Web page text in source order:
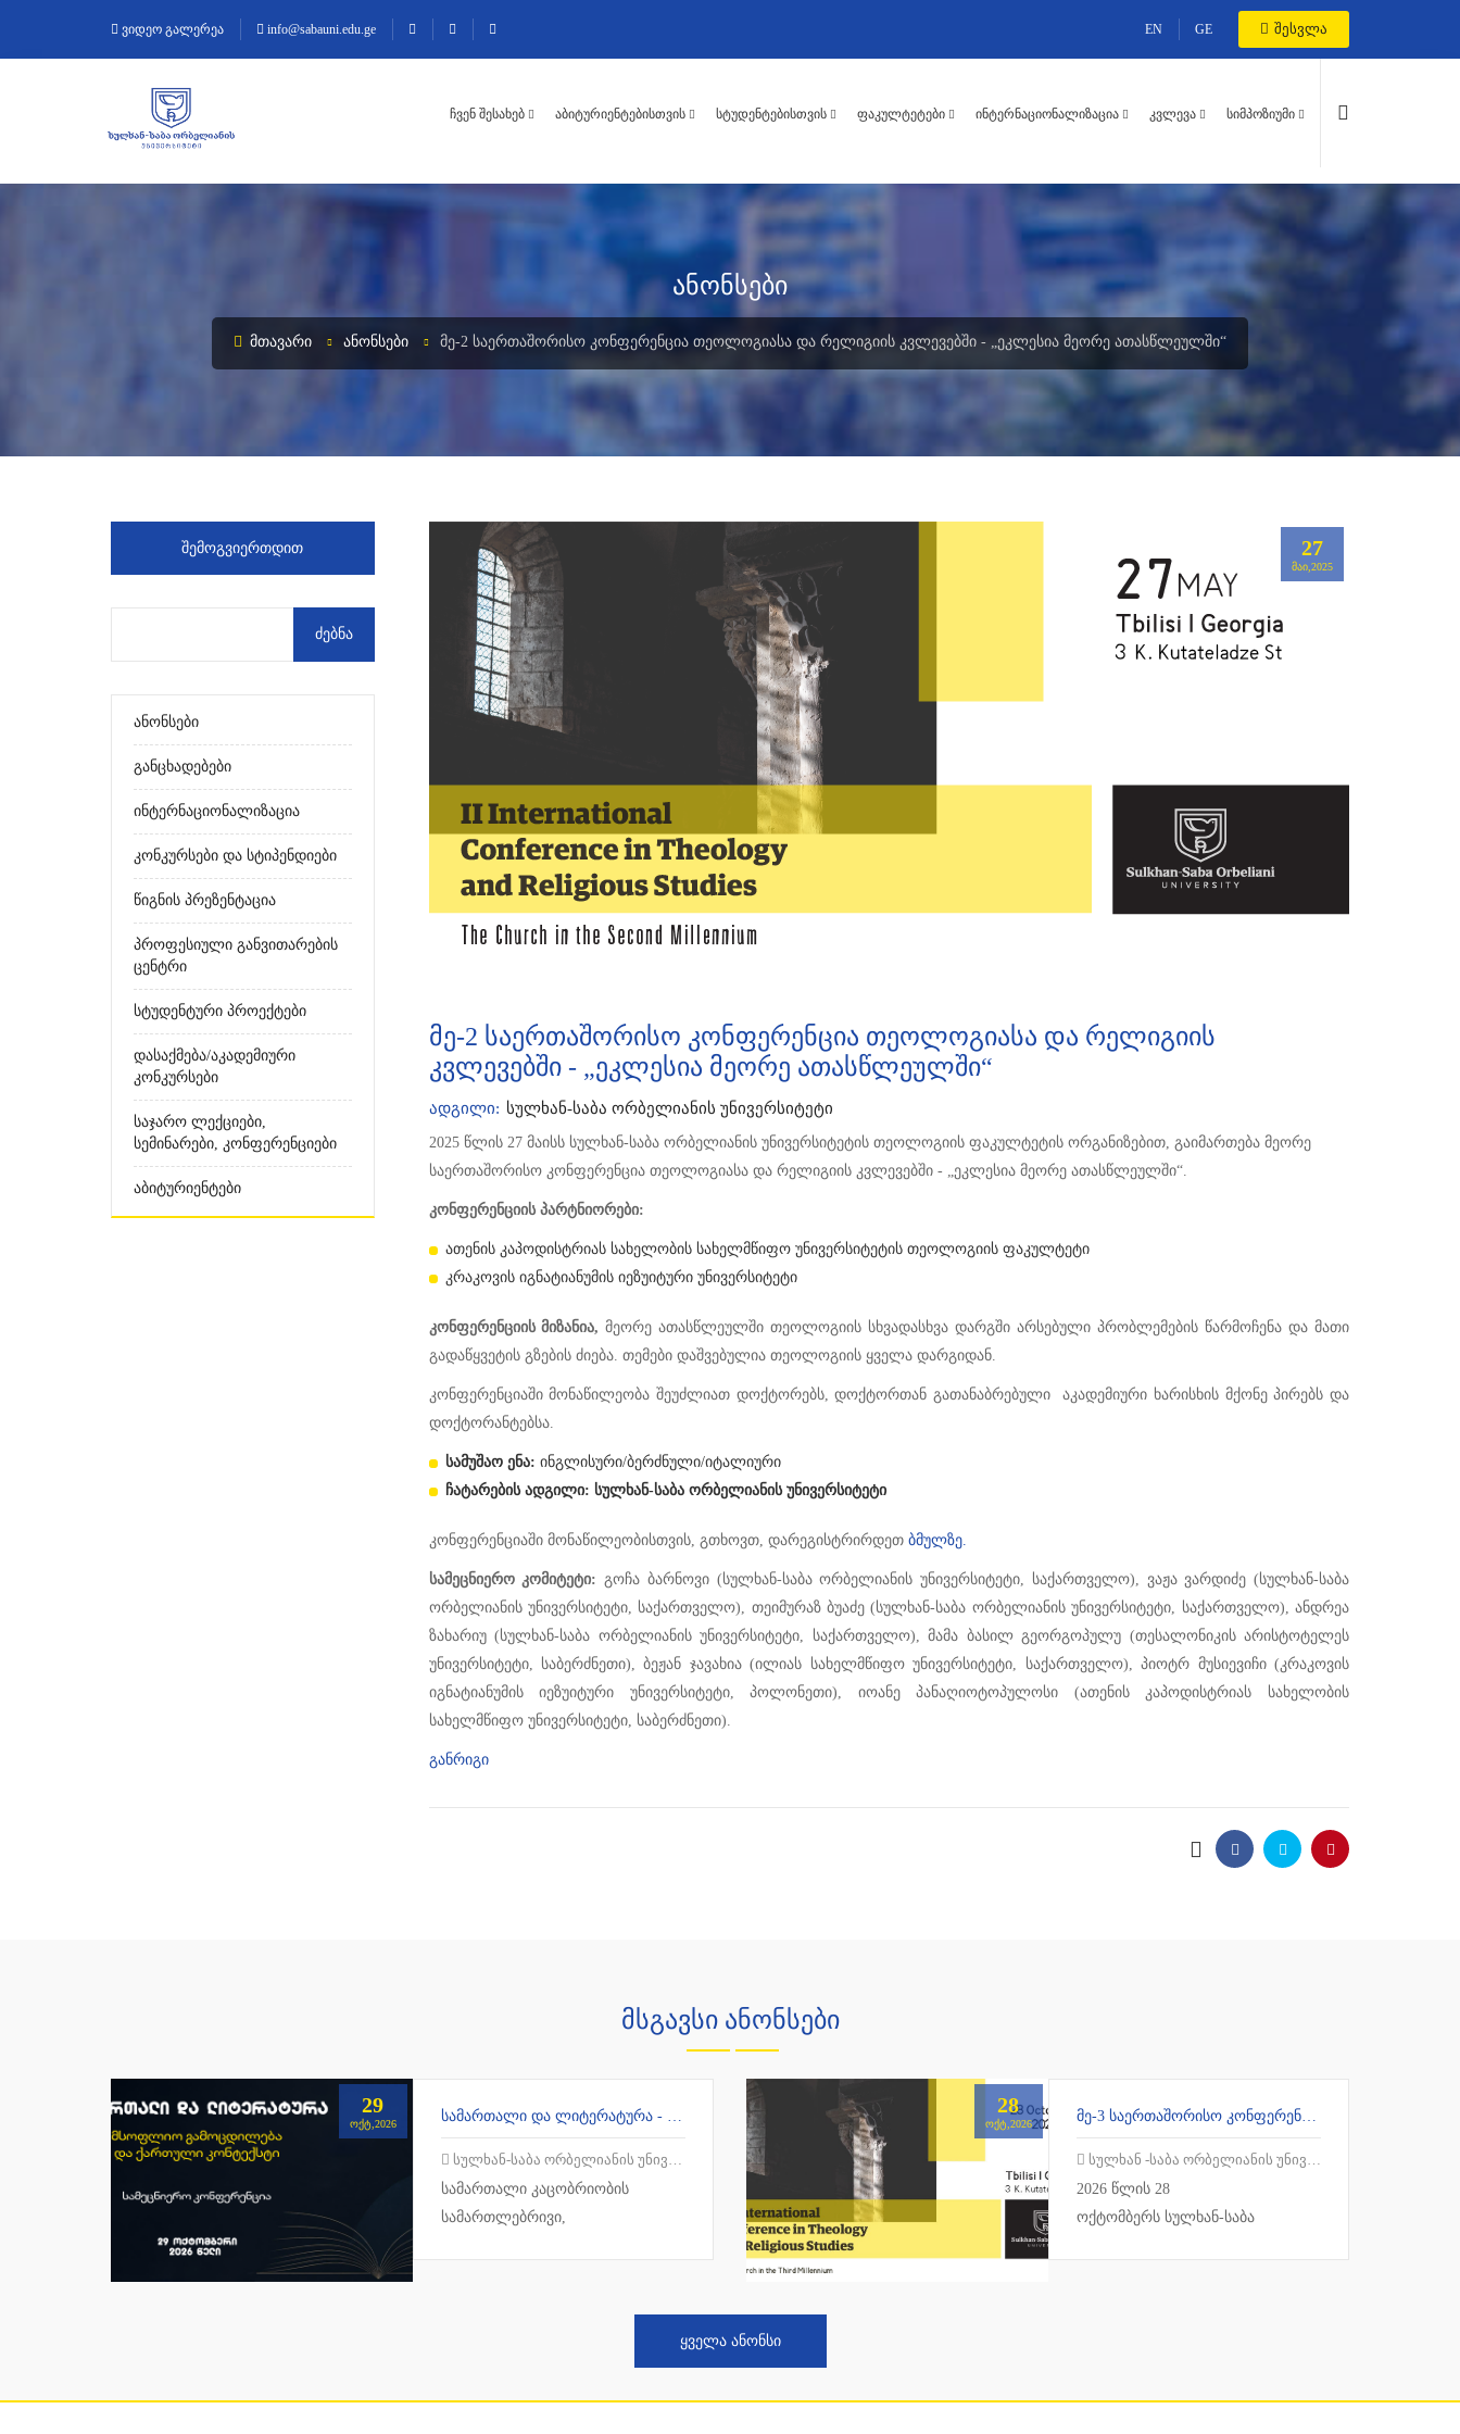
ვიდეო გალერეა info@sabauni.edu.ge EN GE შესვლა
ᲩᲕᲔᲜ ᲨᲔᲡᲐᲮᲔᲑ ᲐᲑᲘᲢᲣᲠᲘᲔᲜᲢᲔᲑᲘᲡᲗᲕᲘᲡ ᲡᲢᲣᲓᲔᲜᲢᲔᲑᲘᲡᲗᲕᲘᲡ ᲤᲐᲙᲣᲚᲢᲔᲢᲔᲑᲘ ᲘᲜᲢᲔᲠᲜᲐᲪᲘᲝᲜᲐᲚᲘᲖᲐᲪᲘᲐ ᲙᲕᲚᲔᲕᲐ ᲡᲘᲛᲞᲝᲖᲘᲣᲛᲘ
ანონსები
ᲛᲗᲐᲕᲐᲠᲘ ᲐᲜᲝᲜᲡᲔᲑᲘ ᲛᲔ-2 ᲡᲐᲔᲠᲗᲐᲨᲝᲠᲘᲡᲝ ᲙᲝᲜᲤᲔᲠᲔᲜᲪᲘᲐ ᲗᲔᲝᲚᲝᲒᲘᲐᲡᲐ ᲓᲐ ᲠᲔᲚᲘᲒᲘᲘᲡ ᲙᲕᲚᲔᲕᲔᲑᲨᲘ - „ᲔᲙᲚᲔᲡᲘᲐ ᲛᲔᲝᲠᲔ ᲐᲗᲐᲡᲬᲚᲔᲣᲚᲨᲘ“
27
ᲛᲐᲘ,2025
მე-2 საერთაშორისო კონფერენცია თეოლოგიასა და რელიგიის
კვლევებში - „ეკლესია მეორე ათასწლეულში“
ადგილი: სულხან-საბა ორბელიანის უნივერსიტეტი
2025 წლის 27 მაისს სულხან-საბა ორბელიანის უნივერსიტეტის თეოლოგიის ფაკულტეტის ორგანიზებით, გაიმართება მეორე
საერთაშორისო კონფერენცია თეოლოგიასა და რელიგიის კვლევებში - „ეკლესია მეორე ათასწლეულში“.
კონფერენციის პარტნიორები:
ათენის კაპოდისტრიას სახელობის სახელმწიფო უნივერსიტეტის თეოლოგიის ფაკულტეტი
კრაკოვის იგნატიანუმის იეზუიტური უნივერსიტეტი
კონფერენციის მიზანია, მეორე ათასწლეულში თეოლოგიის სხვადასხვა დარგში არსებული პრობლემების წარმოჩენა და მათი
გადაწყვეტის გზების ძიება. თემები დაშვებულია თეოლოგიის ყველა დარგიდან.
კონფერენციაში მონაწილეობა შეუძლიათ დოქტორებს, დოქტორთან გათანაბრებული აკადემიური ხარისხის მქონე პირებს და
დოქტორანტებსა.
სამუშაო ენა: ინგლისური/ბერძნული/იტალიური
ჩატარების ადგილი: სულხან-საბა ორბელიანის უნივერსიტეტი
კონფერენციაში მონაწილეობისთვის, გთხოვთ, დარეგისტრირდეთ ბმულზე.
სამეცნიერო კომიტეტი: გოჩა ბარნოვი (სულხან-საბა ორბელიანის უნივერსიტეტი, საქართველო), ვაჟა ვარდიძე (სულხან-საბა
ორბელიანის უნივერსიტეტი, საქართველო), თეიმურაზ ბუაძე (სულხან-საბა ორბელიანის უნივერსიტეტი, საქართველო), ანდრეა
ზახარიუ (სულხან-საბა ორბელიანის უნივერსიტეტი, საქართველო), მამა ბასილ გეორგოპულუ (თესალონიკის არისტოტელეს
უნივერსიტეტი, საბერძნეთი), ბეჟან ჯავახია (ილიას სახელმწიფო უნივერსიტეტი, საქართველო), პიოტრ მუსიევიჩი (კრაკოვის
იგნატიანუმის იეზუიტური უნივერსიტეტი, პოლონეთი), იოანე პანაღიოტოპულოსი (ათენის კაპოდისტრიას სახელობის
სახელმწიფო უნივერსიტეტი, საბერძნეთი).
განრიგი
ᲨᲔᲛᲝᲒᲕᲘᲔᲠᲗᲓᲘᲗ
Ანონსები
Განცხადებები
Ინტერნაციონალიზაცია
Კონკურსები Და Სტიპენდიები
Წიგნის Პრეზენტაცია
Პროფესიული Განვითარების
Ცენტრი
Სტუდენტური Პროექტები
Დასაქმება/აკადემიური
Კონკურსები
Საჯარო Ლექციები,
Სემინარები, Კონფერენციები
Აბიტურიენტები
მსგავსი ანონსები
29
ᲝᲥᲢ,2026 ᲡᲐᲛᲐᲠᲗᲐᲚᲘ ᲓᲐ ᲚᲘᲢᲔᲠᲐᲢᲣᲠᲐ - ᲛᲡᲝᲤᲚᲘᲝ ᲒᲐᲛᲝᲪᲓᲘᲚᲔᲑᲐ ᲓᲐ ᲥᲐᲠᲗᲣᲚᲘ ᲙᲝᲜᲢᲔᲥᲡᲢᲘ
სულხან-საბა ორბელიანის უნივერსიტეტი
სამართალი კაცობრიობის
სამართლებრივი,
28
ᲝᲥᲢ,2026 ᲛᲔ-3 ᲡᲐᲔᲠᲗᲐᲨᲝᲠᲘᲡᲝ ᲙᲝᲜᲤᲔᲠᲔᲜᲪᲘᲐ ᲗᲔᲝᲚᲝᲒᲘᲐᲡᲐ ᲓᲐ ᲠᲔᲚᲘᲒᲘᲘᲡ ᲙᲕᲚᲔᲕᲔᲑᲨᲘ - „ᲔᲙᲚᲔᲡᲘᲐ ᲛᲔᲡᲐᲛᲔ ᲐᲗᲐᲡᲬᲚᲔᲣᲚᲨᲘ“
სულხან -საბა ორბელიანის უნივერსიტეტი
2026 წლის 28
ოქტომბერს სულხან-საბა
ᲧᲕᲔᲚᲐ ᲐᲜᲝᲜᲡᲘ